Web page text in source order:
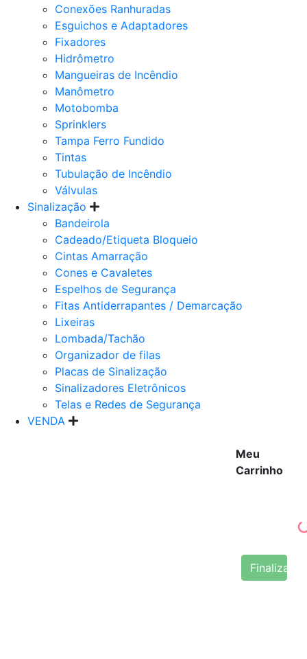
Conexões Ranhuradas
Esguichos e Adaptadores
Fixadores
Hidrômetro
Mangueiras de Incêndio
Manômetro
Motobomba
Sprinklers
Tampa Ferro Fundido
Tintas
Tubulação de Incêndio
Válvulas
Sinalização
Bandeirola
Cadeado/Etiqueta Bloqueio
Cintas Amarração
Cones e Cavaletes
Espelhos de Segurança
Fitas Antiderrapantes / Demarcação
Lixeiras
Lombada/Tachão
Organizador de filas
Placas de Sinalização
Sinalizadores Eletrônicos
Telas e Redes de Segurança
VENDA
Meu
Carrinho
Finalizar